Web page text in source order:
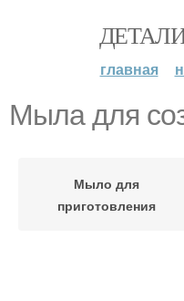
главная
Мыла для
Мыло для
приготовления